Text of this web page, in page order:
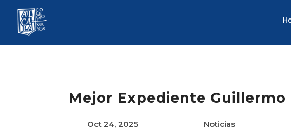
Mejor Expediente Guillermo
Oct 24, 2025 Noticias